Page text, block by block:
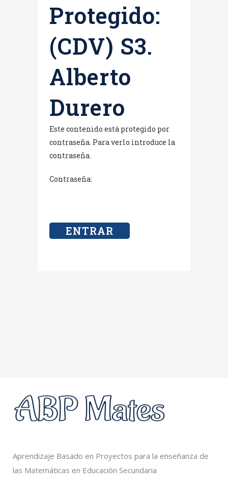
Protegido:
(CDV) S3.
Alberto
Durero
Este contenido está protegido por
contraseña. Para verlo introduce la
contraseña.
Contraseña:
Aprendizaje Basado en Proyectos para la enseñanza de
las Matemáticas en Educación Secundaria